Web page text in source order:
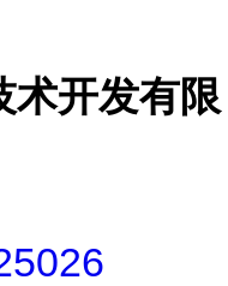
术开发有限